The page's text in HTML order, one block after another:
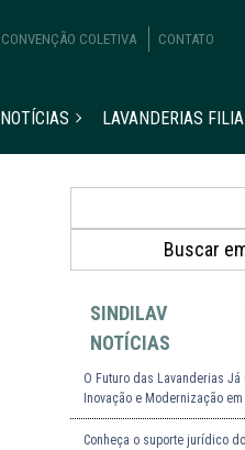
CONVENÇÃO COLETIVA CONTATO
NOTÍCIAS LAVANDERIAS
SINDILAV
NOTÍCIAS
O Futuro das Lavanderias Já
Inovação e Modernização em
Conheça o suporte jurídico